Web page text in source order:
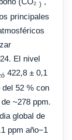
)
principales
El nivel
422,8 ± 0,1
52 % con
~278 ppm.
global de
ppm año−1